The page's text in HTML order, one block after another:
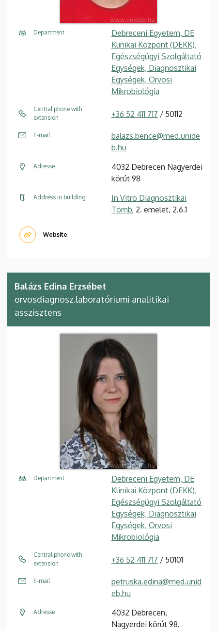
Department
Debreceni Egyetem, DE
Klinikai Központ (DEKK),
Egészségügyi Szolgáltató
Egységek, Diagnosztikai
Egységek, Orvosi
Mikrobiológia
Central phone with
extension
+36 52 411 717 / 50112
E-mail
balazs.bence@med.unide
b.hu
Adresse
4032 Debrecen Nagyerdei
körút 98
Address in building
In Vitro Diagnosztikai
Tömb, 2. emelet, 2.6.1
Website
Balázs Edina Erzsébet
orvosdiagnosz.laboratóriumi analitikai
asszisztens
Department
Debreceni Egyetem, DE
Klinikai Központ (DEKK),
Egészségügyi Szolgáltató
Egységek, Diagnosztikai
Egységek, Orvosi
Mikrobiológia
Central phone with
extension
+36 52 411 717 / 50101
E-mail
petruska.edina@med.unid
eb.hu
Adresse
4032 Debrecen,
Nagyerdei körút 98.